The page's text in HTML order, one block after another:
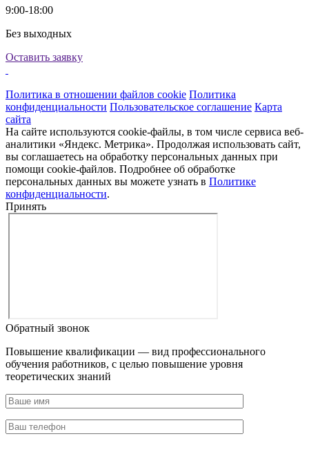
9:00-18:00
Без выходных
Оставить заявку
Политика в отношении файлов cookie Политика
конфиденциальности Пользовательское соглашение Карта
сайта
На сайте используются cookie-файлы, в том числе сервиса веб-
аналитики «Яндекс. Метрика». Продолжая использовать сайт,
вы соглашаетесь на обработку персональных данных при
помощи cookie-файлов. Подробнее об обработке
персональных данных вы можете узнать в Политике
конфиденциальности.
Принять
Обратный звонок
Повышение квалификации — вид профессионального
обучения работников, с целью повышение уровня
теоретических знаний